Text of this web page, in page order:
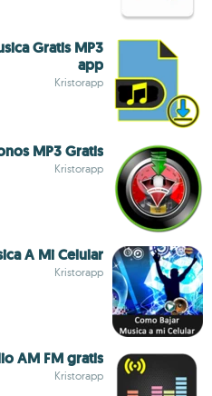
Gratis MP3
app
Kristorapp
MP3 Gratis
Kristorapp
A Mi Celular
Kristorapp
AM FM gratis
Kristorapp